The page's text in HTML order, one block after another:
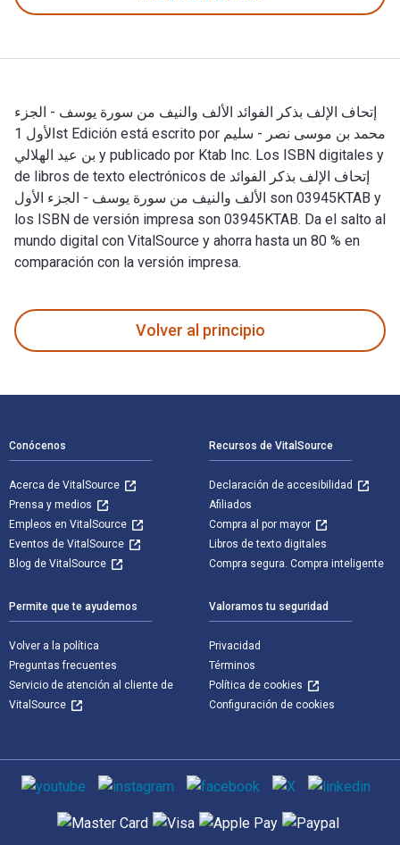
إتحاف الإلف بذكر الفوائد الألف والنيف من سورة يوسف - الجزء
الأول 1st Edición está escrito por محمد بن موسى نصر - سليم
بن عيد الهلالي y publicado por Ktab Inc. Los ISBN digitales y
de libros de texto electrónicos de إتحاف الإلف بذكر الفوائد
الألف والنيف من سورة يوسف - الجزء الأول son 03945KTAB y
los ISBN de versión impresa son 03945KTAB. Da el salto al
mundo digital con VitalSource y ahorra hasta un 80 % en
comparación con la versión impresa.
Volver al principio
Conócenos
Acerca de VitalSource
Prensa y medios
Empleos en VitalSource
Eventos de VitalSource
Blog de VitalSource
Recursos de VitalSource
Declaración de accesibilidad
Afiliados
Compra al por mayor
Libros de texto digitales
Compra segura. Compra inteligente
Permite que te ayudemos
Volver a la política
Preguntas frecuentes
Servicio de atención al cliente de
VitalSource
Valoramos tu seguridad
Privacidad
Términos
Política de cookies
Configuración de cookies
Medios de comunicación social
Métodos de pago admitidos